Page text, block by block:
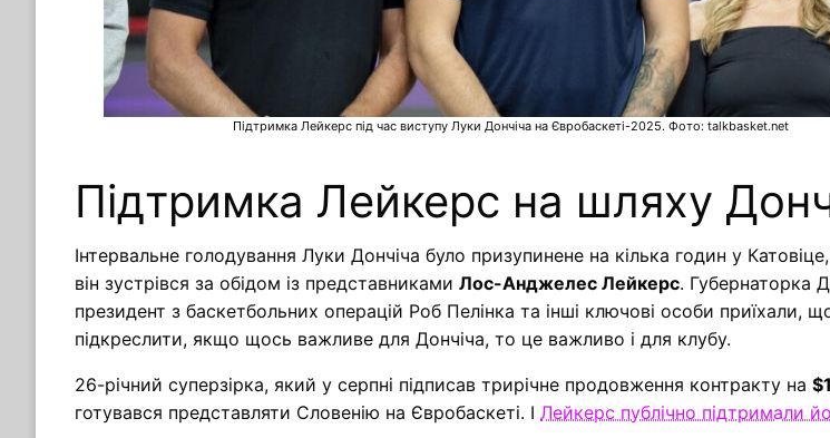
Підтримка Лейкерс під час виступу Луки Дончіча на Євробаскеті-2025. Фото: talkbasket.net
Підтримка Лейкерс на шляху
Інтервальне голодування Луки Дончіча було призупинене на кілька годин у
він зустрівся за обідом із представниками Лос-Анджелес Лейкерс. Губернаторка
президент з баскетбольних операцій Роб Пелінка та інші ключові особи приїхали,
підкреслити, якщо щось важливе для Дончіча, то це важливо і для клубу.
26-річний суперзірка, який у серпні підписав трирічне продовження контракту на
готувався представляти Словенію на Євробаскеті. І Лейкерс публічно підтримали